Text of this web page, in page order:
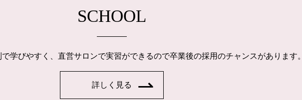
SCHOOL
学びやすく、直営サロンで実習ができるので卒業後の採用のチャンスがあります。
詳しく見る